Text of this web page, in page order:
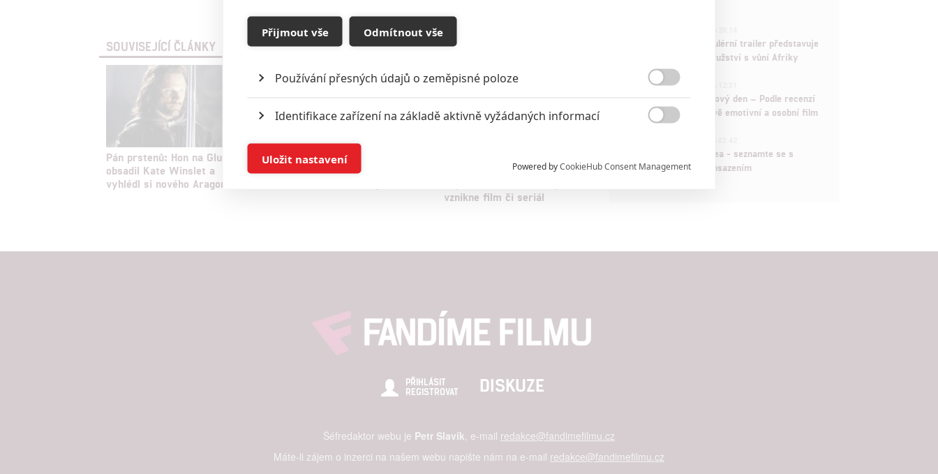
SOUVISEJÍCÍ ČLÁNKY
Pán prstenů: Hon na Gluma
obsadil Kate Winslet a
vyhlédl si nového Aragorna
Pán prstenů: Peter Jackson
odhalil pravdu o ještě
Deliverance: Na motiv
vznikne film či seriál
Děti krve a kostí: Regulérní trailer představuje
akční fantasy dobrodružství s vůní Afriky
ČLÁNEK | 30.07.2026 12:31
Spider-Man: Zbrusu nový den – Podle recenzí
máme čekat překvapivě emotivní a osobní film
Velké preview: Odyssea - seznamte se s
maximálně nabitým obsazením
PŘIHLÁSIT
REGISTROVAT
DISKUZE
Šéfredaktor webu je Petr Slavík , e-mail redakce@fandimefilmu.cz
Máte-li zájem o inzerci na našem webu napište nám na e-mail redakce@fandimefilmu.cz
Přijmout vše Odmítnout vše
Používání přesných údajů o zeměpisné poloze
Identifikace zařízení na základě aktivně vyžádaných informací
Ukládání a/nebo přístup k informacím v zařízení

Reklama založená na omezených údajích a měření reklamy
Poskytování a zobrazování reklamy a obsahu
Powered byCookieHub Consent Management
Uložit nastavení